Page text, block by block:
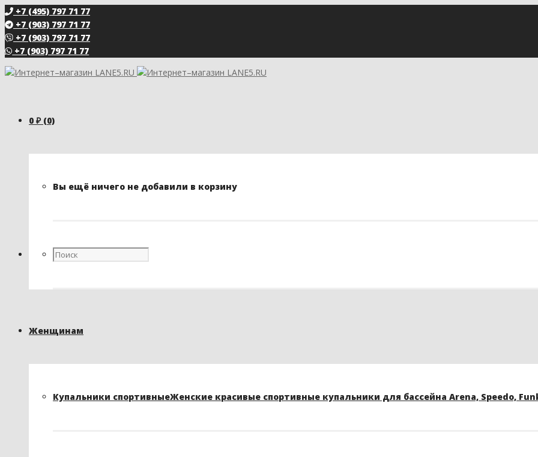
+7 (495) 797 71 77
+7 (903) 797 71 77
+7 (903) 797 71 77
+7 (903) 797 71 77
0 ₽(0)
Вы ещё ничего не добавили в корзину
Женщинам
Купальники спортивныеЖенские красивые спортивные купальники для бассейна Arena, Speedo,